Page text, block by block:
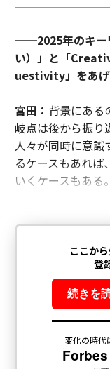
──2025年のキー
い）」と「
uestivity」をあげ
宮田： 背景にある
岐点は後から振り
人々が同時に意識
るケースもあれば
いくケースもある